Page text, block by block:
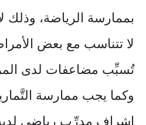
بممارسة الرياضة، وذلك
لا تتناسب مع بعض
تُسبِّب مضاعفات لدى
وكما يجب ممارسة
إشراف مدرِّب رياضي